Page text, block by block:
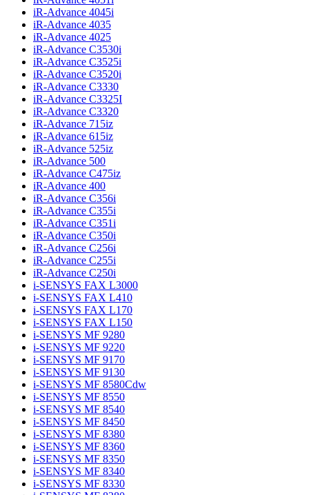
iR-Advance 4045i
iR-Advance 4035
iR-Advance 4025
iR-Advance C3530i
iR-Advance C3525i
iR-Advance C3520i
iR-Advance C3330
iR-Advance C3325I
iR-Advance C3320
iR-Advance 715iz
iR-Advance 615iz
iR-Advance 525iz
iR-Advance 500
iR-Advance C475iz
iR-Advance 400
iR-Advance C356i
iR-Advance C355i
iR-Advance C351i
iR-Advance C350i
iR-Advance C256i
iR-Advance C255i
iR-Advance C250i
i-SENSYS FAX L3000
i-SENSYS FAX L410
i-SENSYS FAX L170
i-SENSYS FAX L150
i-SENSYS MF 9280
i-SENSYS MF 9220
i-SENSYS MF 9170
i-SENSYS MF 9130
i-SENSYS MF 8580Cdw
i-SENSYS MF 8550
i-SENSYS MF 8540
i-SENSYS MF 8450
i-SENSYS MF 8380
i-SENSYS MF 8360
i-SENSYS MF 8350
i-SENSYS MF 8340
i-SENSYS MF 8330